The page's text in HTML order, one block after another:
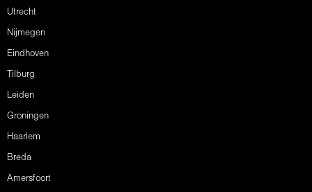
Utrecht
Nijmegen
Eindhoven
Tilburg
Leiden
Groningen
Haarlem
Breda
Amersfoort